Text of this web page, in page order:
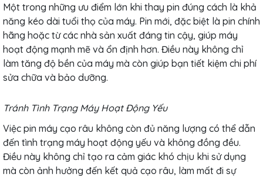
Một trong những ưu điểm lớn khi thay pin đúng cách là khả
năng kéo dài tuổi thọ của máy. Pin mới, đặc biệt là pin chính
hãng hoặc từ các nhà sản xuất đáng tin cậy, giúp máy
hoạt động mạnh mẽ và ổn định hơn. Điều này không chỉ
làm tăng độ bền của máy mà còn giúp bạn tiết kiệm chi phí
sửa chữa và bảo dưỡng.
Tránh Tình Trạng Máy Hoạt Động Yếu
Việc pin máy cạo râu không còn đủ năng lượng có thể dẫn
đến tình trạng máy hoạt động yếu và không đồng đều.
Điều này không chỉ tạo ra cảm giác khó chịu khi sử dụng
mà còn ảnh hưởng đến kết quả cạo râu, làm mất đi sự